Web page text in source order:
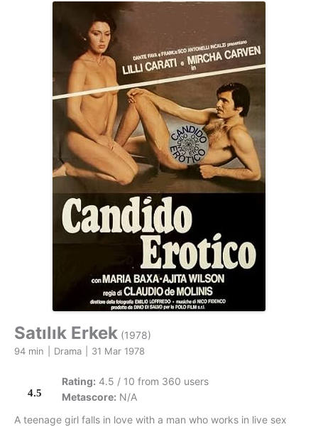
Satılık Erkek (1978)
94 min Drama 31 Mar 1978
4.5
Rating: 4.5 / 10 from 360 users
Metascore: N/A
A teenage girl falls in love with a man who works in live sex